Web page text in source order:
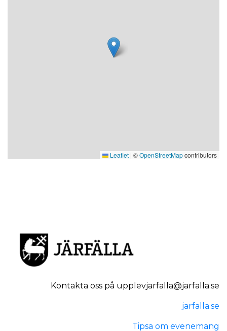
Leaflet | ©OpenStreetMapcontributors
Kontakta oss på upplevjarfalla@jarfalla.se
jarfalla.se
Tipsa om evenemang